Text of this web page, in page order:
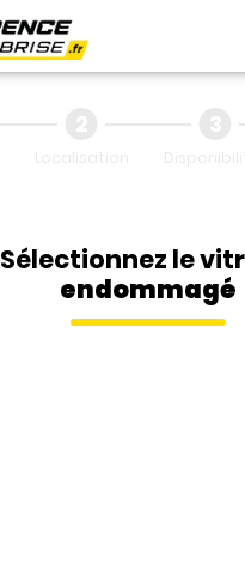
Sélectionnez le
endommagé